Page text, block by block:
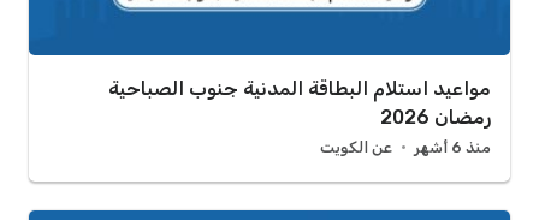
مواعيد استلام البطاقة المدنية جنوب الصباحية
رمضان 2026
منذ 6 أشهر عن الكويت